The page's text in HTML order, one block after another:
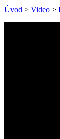
Úvod > Video >